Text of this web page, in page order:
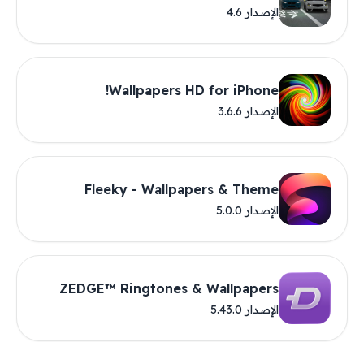
الإصدار 4.6
Wallpapers HD for iPhone!
الإصدار 3.6.6
Fleeky - Wallpapers & Theme
الإصدار 5.0.0
ZEDGE™ Ringtones & Wallpapers
الإصدار 5.43.0